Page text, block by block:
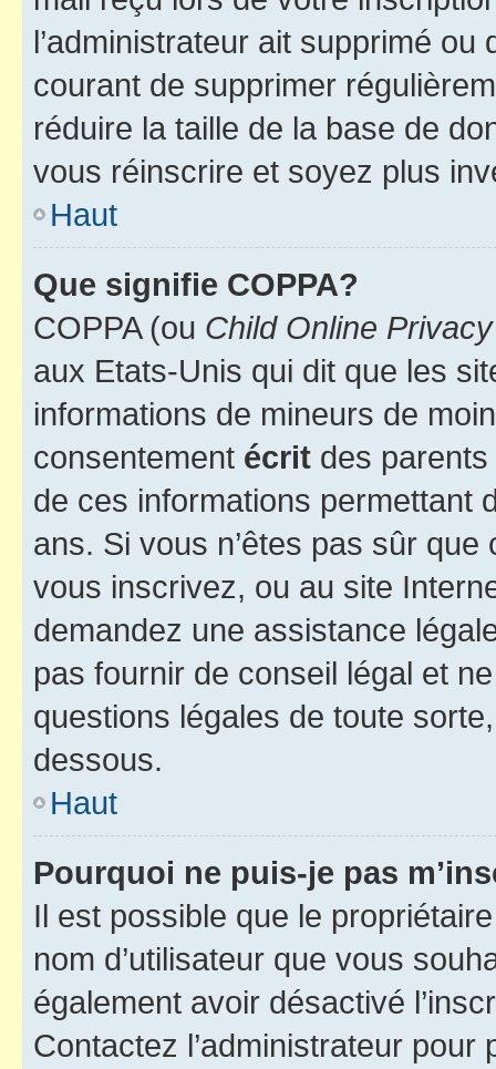
l’administrateur ait supprimé
courant de supprimer
réduire la taille de la base de
vous réinscrire et soyez plus
Haut
Que signifie COPPA?
COPPA (ou Child Online
aux Etats-Unis qui dit que les
informations de mineurs de
consentement écrit des parents
de ces informations permettant
ans. Si vous n’êtes pas sûr
vous inscrivez, ou au site
demandez une assistance
pas fournir de conseil légal et
questions légales de toute
dessous.
Haut
Pourquoi ne puis-je pas
Il est possible que le
nom d’utilisateur que vous
également avoir désactivé
Contactez l’administrateur